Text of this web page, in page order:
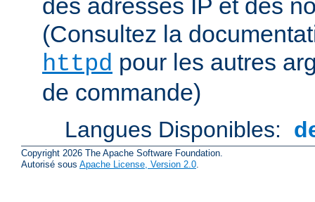
des adresses IP et des
(Consultez la
httpd pour les autres
de commande)
Langues Disponibles:
Copyright 2026 The Apache Software Foundation.
Autorisé sous Apache License, Version 2.0.